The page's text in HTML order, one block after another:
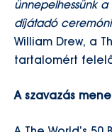
ünnepelhessünk
díjátadó
William Drew, a
tartalomért
A szavazás